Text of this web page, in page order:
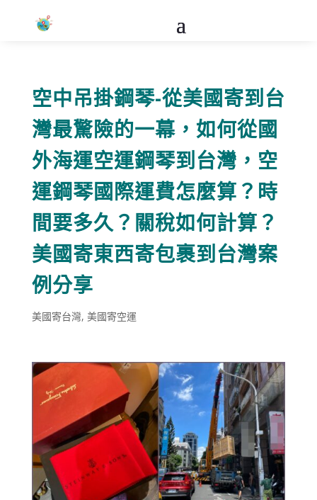
空中吊掛鋼琴-從美國寄到台
灣最驚險的一幕，如何從國
外海運空運鋼琴到台灣，空
運鋼琴國際運費怎麼算？時
間要多久？關稅如何計算？
美國寄東西寄包裹到台灣案
例分享
美國寄台灣, 美國寄空運